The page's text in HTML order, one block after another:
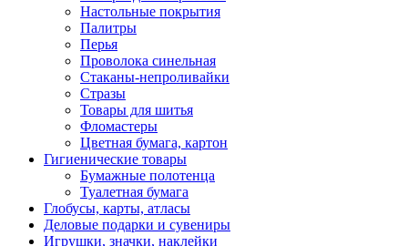
Настольные покрытия
Палитры
Перья
Проволока синельная
Стаканы-непроливайки
Стразы
Товары для шитья
Фломастеры
Цветная бумага, картон
Гигиенические товары
Бумажные полотенца
Туалетная бумага
Глобусы, карты, атласы
Деловые подарки и сувениры
Игрушки, значки, наклейки